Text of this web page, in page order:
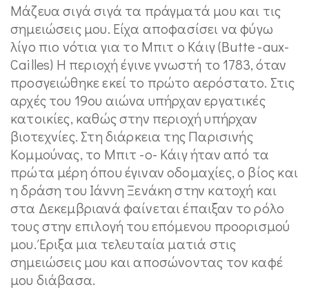
Μάζευα σιγά σιγά τα πράγματά μου και τις
σημειώσεις μου. Είχα αποφασίσει να φύγω
λίγο πιο νότια για το Μπιτ ο Κάιγ (Butte -aux-
Cailles) Η περιοχή έγινε γνωστή το 1783, όταν
προσγειώθηκε εκεί το πρώτο αερόστατο. Στις
αρχές του 19ου αιώνα υπήρχαν εργατικές
κατοικίες, καθώς στην περιοχή υπήρχαν
βιοτεχνίες. Στη διάρκεια της Παρισινής
Κομμούνας, το Μπιτ -ο- Κάιγ ήταν από τα
πρώτα μέρη όπου έγιναν οδομαχίες, ο βίος και
η δράση του Ιάννη Ξενάκη στην κατοχή και
στα Δεκεμβριανά φαίνεται έπαιξαν το ρόλο
τους στην επιλογή του επόμενου προορισμού
μου. Έριξα μια τελευταία ματιά στις
σημειώσεις μου και αποσώνοντας τον καφέ
μου διάβασα.